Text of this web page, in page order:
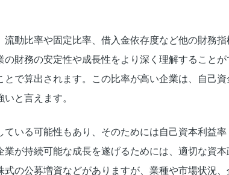
動比率や固定比率、借入金依存度など他の財務
財務の安定性や成長性をより深く理解すること
で算出されます。この比率が高い企業は、自己
と言えます。
いる可能性もあり、そのためには自己資本利益
が持続可能な成長を遂げるためには、適切な資
の公募増資などがありますが、業種や市場状況